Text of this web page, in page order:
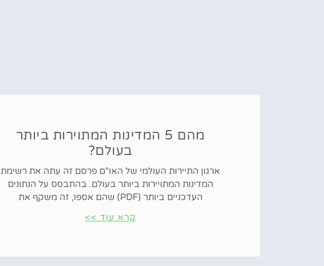
מהם 5 המדינות המתוירות ביותר
בעולם?
ארגון התיירות העולמי של האו"ם פרסם זה עתה את רשימת
המדינות המתויירות ביותר בעולם. בהתבסס על הנתונים
העדכניים ביותר (PDF) שהם אספו, זה משקף את
קרא עוד >>